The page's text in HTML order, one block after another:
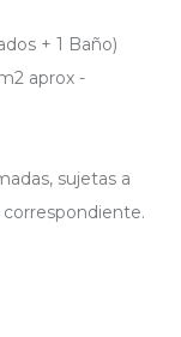
+ 1 Baño)
aprox -
sujetas a